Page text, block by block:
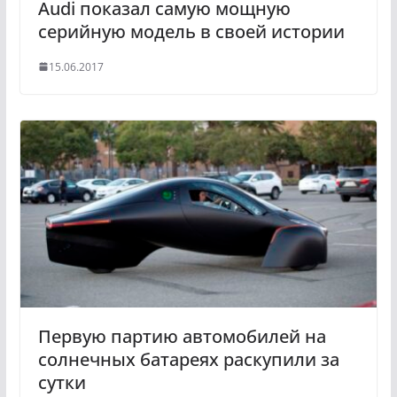
Audi показал самую мощную
серийную модель в своей истории
15.06.2017
Первую партию автомобилей на
солнечных батареях раскупили за
сутки